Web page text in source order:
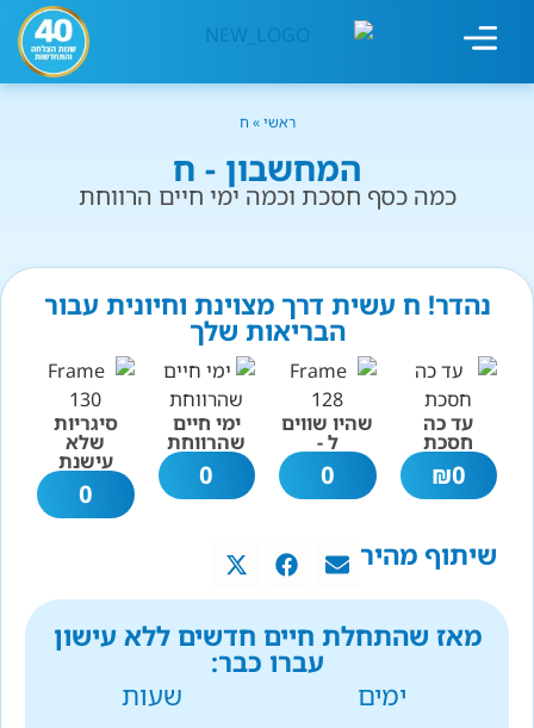
ראשי» ח
המחשבון - ח
כמה כסף חסכת וכמה ימי חיים הרווחת
נהדר! ח עשית דרך מצוינת וחיונית עבור
הבריאות שלך
עד כה
חסכת
0
₪
שהיו שווים
ל -
0
ימי חיים
שהרווחת
0
סיגריות
שלא
עישנת
0
שיתוף מהיר
מאז שהתחלת חיים חדשים ללא עישון
עברו כבר:
ימים
שעות